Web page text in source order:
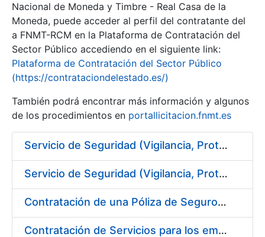
Nacional de Moneda y Timbre - Real Casa de la
Moneda, puede acceder al perfil del contratante del
a FNMT-RCM en la Plataforma de Contratación del
Sector Público accediendo en el siguiente link:
Plataforma de Contratación del Sector Público
(https://contrataciondelestado.es/)
También podrá encontrar más información y algunos
de los procedimientos en portallicitacion.fnmt.es
Servicio de Seguridad (Vigilancia, Protección y Control) en los centros de la FNMT-RCM en Burgos
Servicio de Seguridad (Vigilancia, Protección y Control) en los centros de la FNMT-RCM en Madrid
Contratación de una Póliza de Seguro Colectivo de Asistencia Sanitaria para la Fábrica Nacional de Moneda y Timbre – Real Casa de la Moneda
Contratación de Servicios para los empleados de la Fábrica Nacional de Moneda y Timbre-Real Casa de la Moneda para el año 2020, en ejecución de la sentencia número 511/2020 de la Sala de lo Social del Tribunal Supremo (Cesta de Navidad)